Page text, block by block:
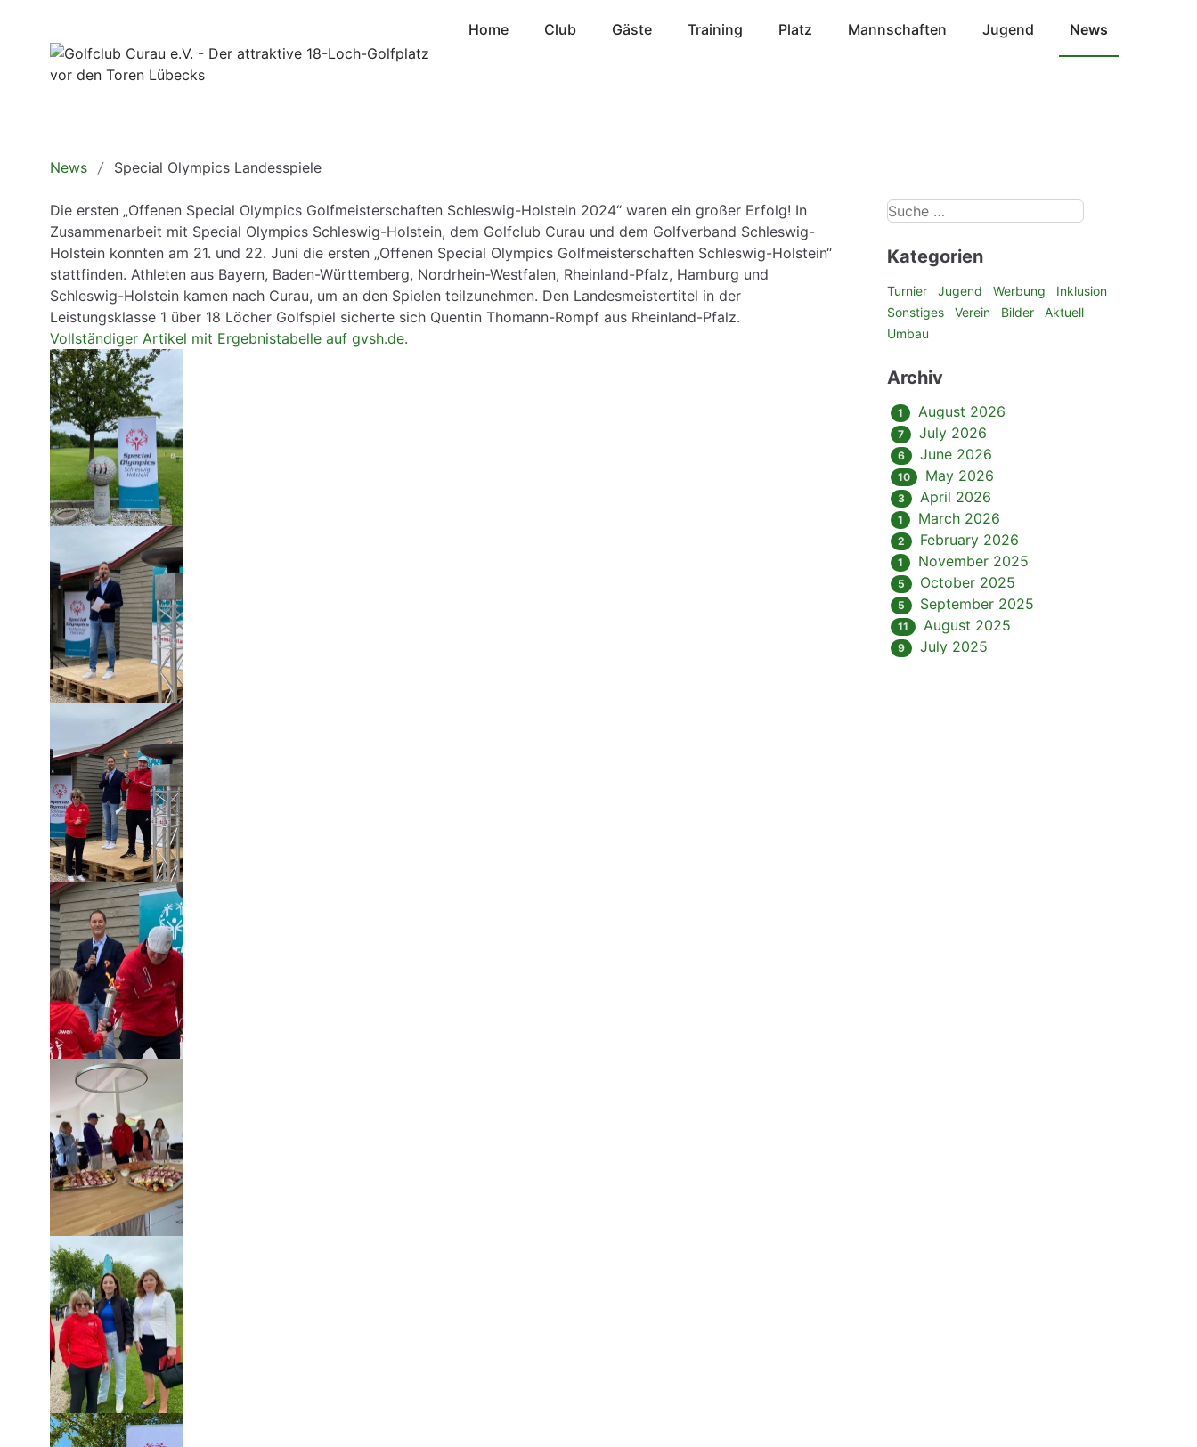
Home Club Gäste Training Platz Mannschaften Jugend News
News Special Olympics Landesspiele
Die ersten „Offenen Special Olympics Golfmeisterschaften Schleswig-Holstein 2024“ waren ein großer Erfolg! In
Zusammenarbeit mit Special Olympics Schleswig-Holstein, dem Golfclub Curau und dem Golfverband Schleswig-
Holstein konnten am 21. und 22. Juni die ersten „Offenen Special Olympics Golfmeisterschaften Schleswig-Holstein“
stattfinden. Athleten aus Bayern, Baden-Württemberg, Nordrhein-Westfalen, Rheinland-Pfalz, Hamburg und
Schleswig-Holstein kamen nach Curau, um an den Spielen teilzunehmen. Den Landesmeistertitel in der
Leistungsklasse 1 über 18 Löcher Golfspiel sicherte sich Quentin Thomann-Rompf aus Rheinland-Pfalz.
Vollständiger Artikel mit Ergebnistabelle auf gvsh.de.
Kategorien
Turnier Jugend Werbung
Inklusion
Sonstiges
Verein Bilder
Aktuell
Umbau
Archiv
1 August 2026
7 July 2026
6 June 2026
10 May 2026
3 April 2026
1 March 2026
2 February 2026
1 November 2025
5 October 2025
5 September 2025
11 August 2025
9 July 2025